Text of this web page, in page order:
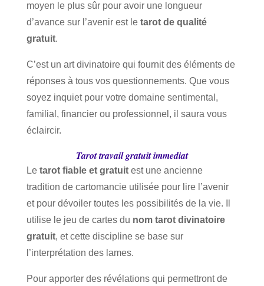
moyen le plus sûr pour avoir une longueur
d’avance sur l’avenir est le tarot de qualité
gratuit.
C’est un art divinatoire qui fournit des éléments de
réponses à tous vos questionnements. Que vous
soyez inquiet pour votre domaine sentimental,
familial, financier ou professionnel, il saura vous
éclaircir.
Tarot travail gratuit immediat
Le tarot fiable et gratuit est une ancienne
tradition de cartomancie utilisée pour lire l’avenir
et pour dévoiler toutes les possibilités de la vie. Il
utilise le jeu de cartes du nom tarot divinatoire
gratuit, et cette discipline se base sur
l’interprétation des lames.
Pour apporter des révélations qui permettront de